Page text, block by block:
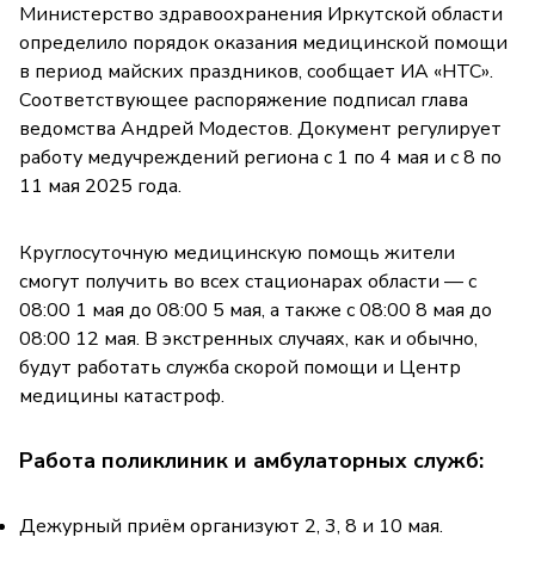
Министерство здравоохранения Иркутской области
определило порядок оказания медицинской помощи
в период майских праздников, сообщает ИА «НТС».
Соответствующее распоряжение подписал глава
ведомства Андрей Модестов. Документ регулирует
работу медучреждений региона с 1 по 4 мая и с 8 по
11 мая 2025 года.
Круглосуточную медицинскую помощь жители
смогут получить во всех стационарах области — с
08:00 1 мая до 08:00 5 мая, а также с 08:00 8 мая до
08:00 12 мая. В экстренных случаях, как и обычно,
будут работать служба скорой помощи и Центр
медицины катастроф.
Работа поликлиник и амбулаторных служб:
Дежурный приём организуют 2, 3, 8 и 10 мая.